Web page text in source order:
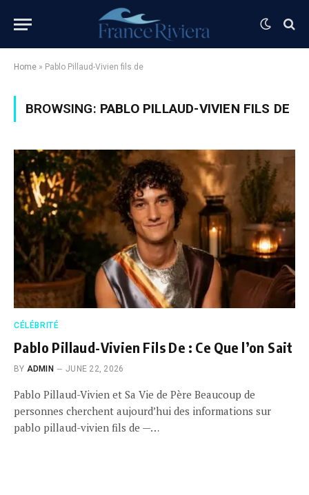
Home » Pablo Pillaud-Vivien fils de
BROWSING: PABLO PILLAUD-VIVIEN FILS DE
CÉLÉBRITÉ
Pablo Pillaud-Vivien Fils De : Ce Que l’on Sait
BY ADMIN JUNE 22, 2026
Pablo Pillaud-Vivien et Sa Vie de Père Beaucoup de
personnes cherchent aujourd’hui des informations sur
pablo pillaud-vivien fils de —…